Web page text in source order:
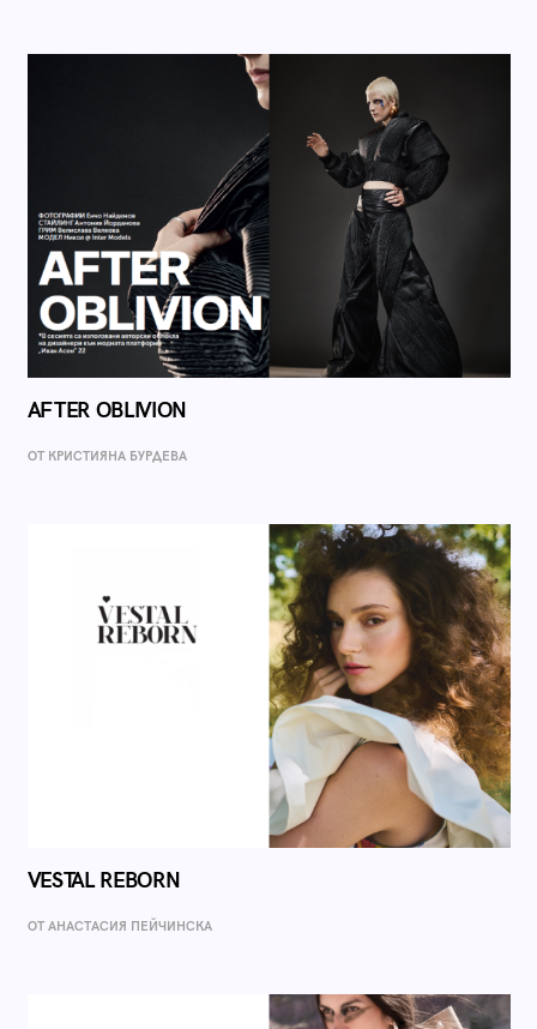
AFTER OBLIVION
ОТ КРИСТИЯНА БУРДЕВА
VESTAL REBORN
ОТ AНАСТАСИЯ ПЕЙЧИНСКА